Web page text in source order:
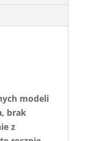
modeli
brak
z